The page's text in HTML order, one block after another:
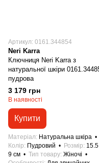
Артикул: 0161.344854
Neri Karra
Ключниця Neri Karra з
натуральної шкіри
пудрова
3 179 грн
В наявності
Купити
Матеріал
Натуральна шкіра
Колір
Пудровий Розмір
9 см
Тип товару Жіночі